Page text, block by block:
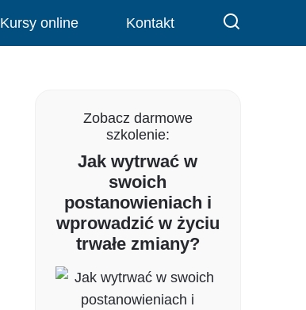
Kursy online Kontakt
Zobacz darmowe
szkolenie:
Jak wytrwać w
swoich
postanowieniach i
wprowadzić w życiu
trwałe zmiany?